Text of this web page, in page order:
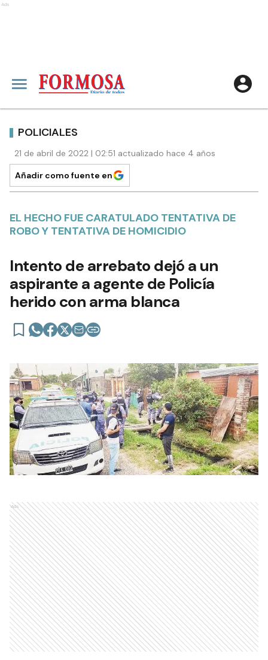
Ads
POLICIALES
21 de abril de 2022 | 02:51 actualizado hace 4 años
Añadir como fuente en
EL HECHO FUE CARATULADO TENTATIVA DE
ROBO Y TENTATIVA DE HOMICIDIO
Intento de arrebato dejó a un
aspirante a agente de Policía
herido con arma blanca
Ads